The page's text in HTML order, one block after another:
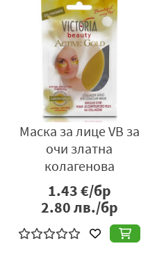
Маска за лице VB за
очи златна
колагенова
1.43€/бр
2.80лв./бр